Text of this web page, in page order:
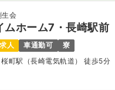
師
勤）
万円/月 賞与3.6ヶ月
生会
ムホーム7・長崎駅前
人 車通勤可
寮
町駅（長崎電気軌道） 徒歩5分